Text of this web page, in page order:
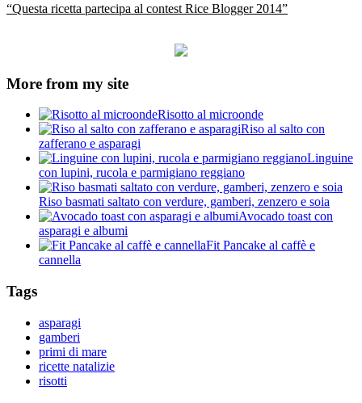
“Questa ricetta partecipa al contest Rice Blogger 2014”
More from my site
Risotto al microonde
Riso al salto con
zafferano e asparagi
Linguine
con lupini, rucola e parmigiano reggiano
Riso basmati saltato con verdure, gamberi, zenzero e soia
Avocado toast con
asparagi e albumi
Fit Pancake al caffè e
cannella
Tags
asparagi
gamberi
primi di mare
ricette natalizie
risotti